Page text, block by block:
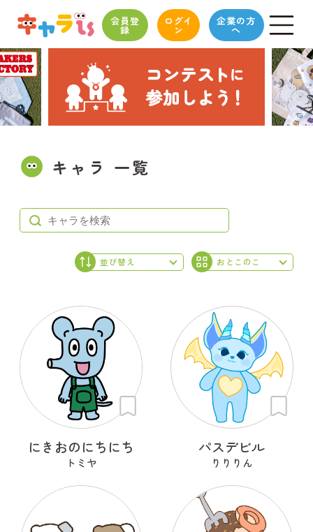
会員登
録
ログイ
ン
企業の方
へ
キャラ 一覧
にきおのにちにち
トミヤ
パスデビル
りりりん